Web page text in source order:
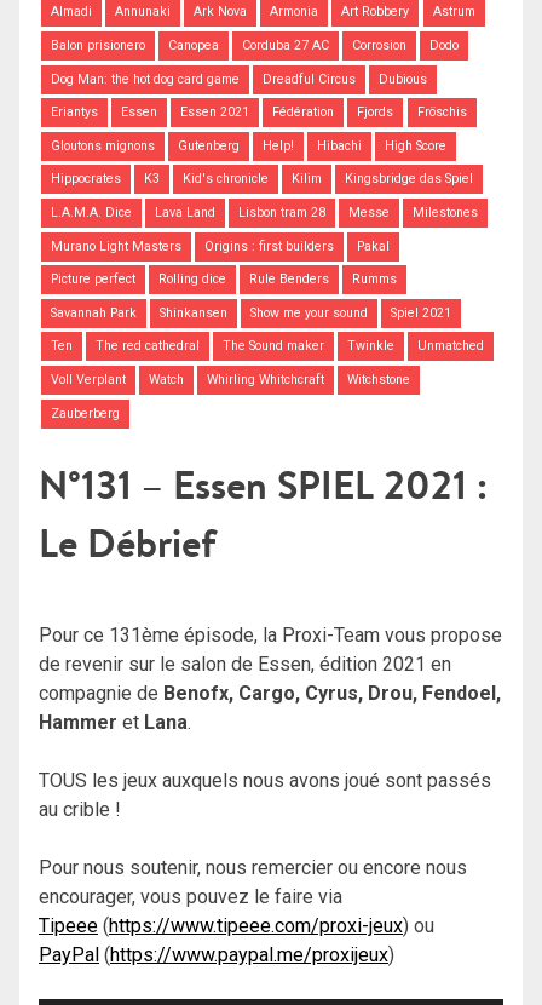
Almadi Annunaki Ark Nova Armonia Art Robbery Astrum
Balon prisionero Canopea Corduba 27 AC Corrosion Dodo
Dog Man: the hot dog card game Dreadful Circus Dubious
Eriantys Essen Essen 2021 Fédération Fjords Fröschis
Gloutons mignons Gutenberg Help! Hibachi High Score
Hippocrates K3 Kid's chronicle Kilim Kingsbridge das Spiel
L.A.M.A. Dice Lava Land Lisbon tram 28 Messe Milestones
Murano Light Masters Origins : first builders Pakal
Picture perfect Rolling dice Rule Benders Rumms
Savannah Park Shinkansen Show me your sound Spiel 2021
Ten The red cathedral The Sound maker Twinkle Unmatched
Voll Verplant Watch Whirling Whitchcraft Witchstone
Zauberberg
N°131 – Essen SPIEL 2021 :
Le Débrief
Pour ce 131ème épisode, la Proxi-Team vous propose
de revenir sur le salon de Essen, édition 2021 en
compagnie de Benofx, Cargo, Cyrus, Drou, Fendoel,
Hammer et Lana.
TOUS les jeux auxquels nous avons joué sont passés
au crible !
Pour nous soutenir, nous remercier ou encore nous
encourager, vous pouvez le faire via
Tipeee (https://www.tipeee.com/proxi-jeux) ou
PayPal (https://www.paypal.me/proxijeux)